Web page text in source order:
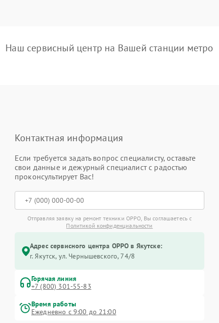
Наш сервисный центр на Вашей станции метро
Контактная информация
Если требуется задать вопрос специалисту, оставьте
свои данные и дежурный специалист с радостью
проконсультирует Вас!
Отправляя заявку на ремонт техники OPPO, Вы соглашаетесь с
Политикой конфиденциальности
Адрес сервисного центра OPPO в Якутске:
г. Якутск, ул. Чернышевского, 74/8
Горячая линия
+7 (800) 301-55-83
Время работы
Ежедневно с 9:00 до 21:00